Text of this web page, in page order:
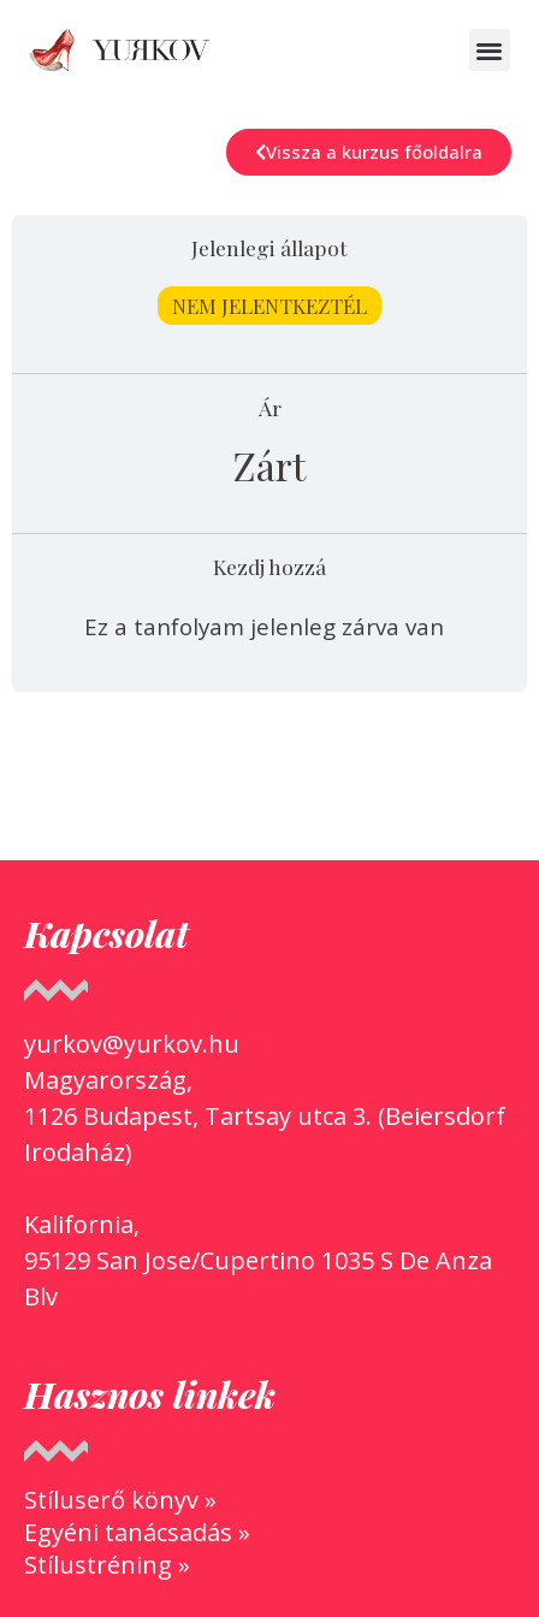
Vissza a kurzus főoldalra
Jelenlegi állapot
NEM JELENTKEZTÉL
Ár
Zárt
Kezdj hozzá
Ez a tanfolyam jelenleg zárva van
Kapcsolat
yurkov@yurkov.hu
Magyarország,
1126 Budapest, Tartsay utca 3. (Beiersdorf
Irodaház)
Kalifornia,
95129 San Jose/Cupertino 1035 S De Anza
Blv
Hasznos linkek
Stíluserő könyv »
Egyéni tanácsadás »
Stílustréning »